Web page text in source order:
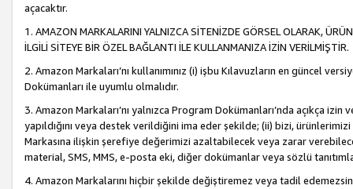
açacaktır.
1. AMAZON MARKALARINI YALNIZCA SİTENİZDE GÖRSEL OLARAK,
İLGİLİ SİTEYE BİR ÖZEL BAĞLANTI İLE KULLANMANIZA İZİN VERİLMİŞTİR.
2. Amazon Markaları’nı kullanımınız (i) işbu Kılavuzların en güncel
Dokümanları ile uyumlu olmalıdır.
3. Amazon Markaları’nı yalnızca Program Dokümanları’nda açıkça
yapıldığını veya destek verildiğini ima eder şekilde; (ii) bizi,
Markasına ilişkin şerefiye değerimizi azaltabilecek veya zarar
material, SMS, MMS, e-posta eki, diğer dokümanlar veya sözlü
4. Amazon Markalarını hiçbir şekilde değiştiremez veya tadil